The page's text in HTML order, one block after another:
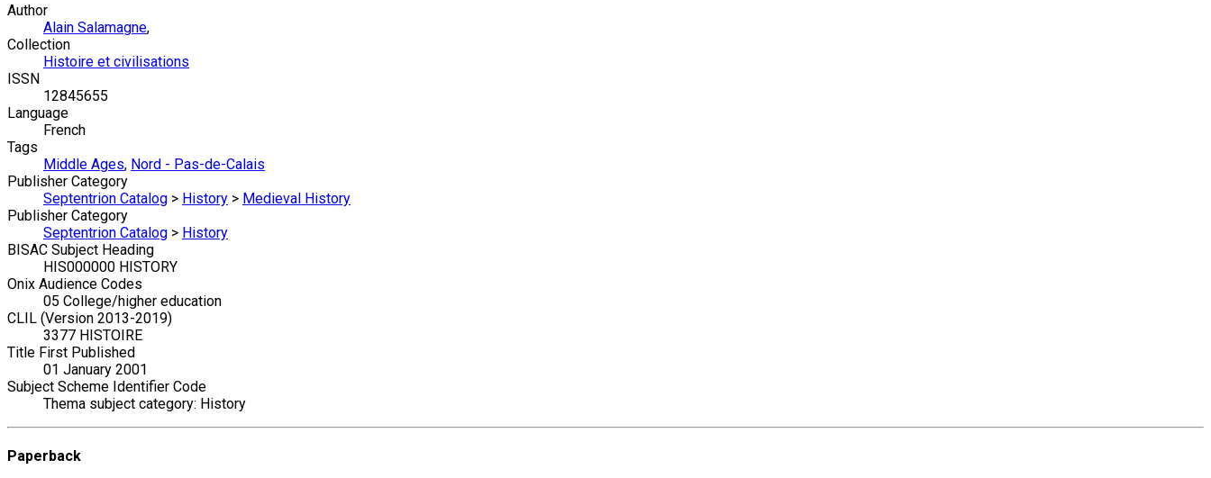
Author
Alain Salamagne,
Collection
Histoire et civilisations
ISSN
12845655
Language
French
Tags
Middle Ages, Nord - Pas-de-Calais
Publisher Category
Septentrion Catalog > History > Medieval History
Publisher Category
Septentrion Catalog > History
BISAC Subject Heading
HIS000000 HISTORY
Onix Audience Codes
05 College/higher education
CLIL (Version 2013-2019)
3377 HISTOIRE
Title First Published
01 January 2001
Subject Scheme Identifier Code
Thema subject category: History
Paperback